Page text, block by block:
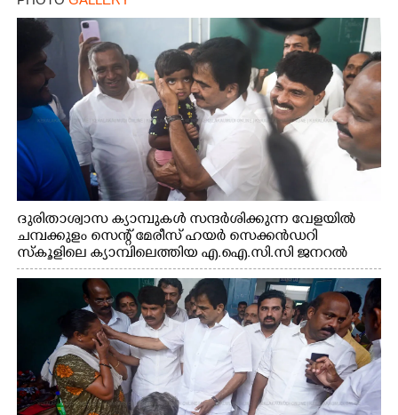
ദുരിതാശ്വാസ ക്യാമ്പുകൾ സന്ദർശിക്കുന്ന വേളയിൽ
ചമ്പക്കുളം സെന്റ് മേരീസ് ഹയർ സെക്കൻഡറി
സ്കൂളിലെ ക്യാമ്പിലെത്തിയ എ.ഐ.സി.സി ജനറൽ
സെക്രട്ടറി കെ.സി വേണുഗോപാൽ എം.പി കുരുന്നിനെ
എടുത്ത് ലാളിച്ചപ്പോൾ. സഹകരണ-എക്സൈസ്
വകുപ്പ് മന്ത്രി എം. ലിജു, കൃഷിവകുപ്പ് മന്ത്രി ടി. സിദ്ദിഖ്,
റെജി ചെറിയാൻ എം. എൽ. എ എന്നിവർ സമീപം